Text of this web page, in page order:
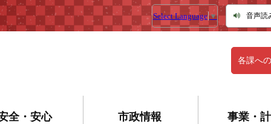
Select Language ▼ 音声読
各課への
全・安心 市政情報 事業・